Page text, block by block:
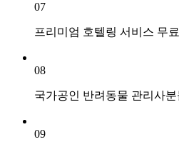
07
프리미엄 호텔링 서비스 무
08
국가공인 반려동물 관리사
09